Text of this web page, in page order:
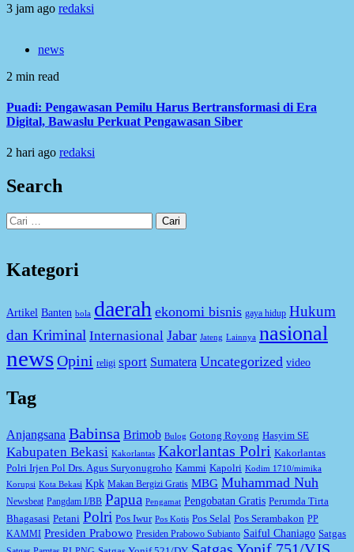
3 jam ago redaksi
news
2 min read
Puadi: Pengawasan Pemilu Harus Bertransformasi di Era
Digital, Bawaslu Perkuat Pengawasan Siber
2 hari ago redaksi
Search
Cari
untuk:
Kategori
Artikel Banten bola daerah ekonomi bisnis gaya hidup Hukum
dan Kriminal Internasional Jabar Jateng Lainnya nasional
newsOpini religi sport Sumatera Uncategorized video
Tag
Anjangsana Babinsa Brimob Bulog Gotong Royong Hasyim SE
Kabupaten Bekasi Kakorlantas Kakorlantas Polri Kakorlantas
Polri Irjen Pol Drs. Agus Suryonugroho Kammi Kapolri Kodim 1710/mimika
Korupsi Kota Bekasi Kpk Makan Bergizi Gratis MBG Muhammad Nuh
Newsbeat Pangdam I/BB Papua Pengamat Pengobatan Gratis Perumda Tirta
Bhagasasi Petani Polri Pos Iwur Pos Kotis Pos Selal Pos Serambakon PP
KAMMI Presiden Prabowo Presiden Prabowo Subianto Saiful Chaniago Satgas